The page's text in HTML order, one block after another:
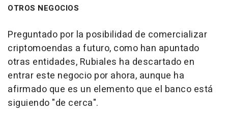
OTROS NEGOCIOS
Preguntado por la posibilidad de comercializar
criptomoendas a futuro, como han apuntado
otras entidades, Rubiales ha descartado en
entrar este negocio por ahora, aunque ha
afirmado que es un elemento que el banco está
siguiendo "de cerca".